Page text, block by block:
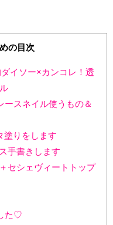
の目次
イソー×カンコレ！透
スネイル使うもの＆
りをします
手書きします
セシェヴィートトップ
た♡